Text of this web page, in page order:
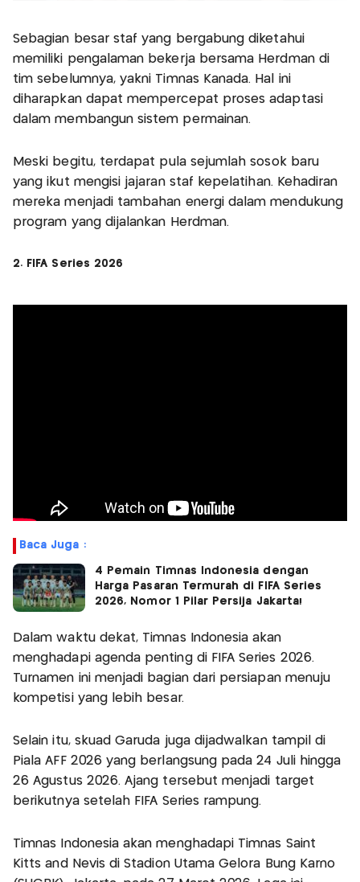
Sebagian besar staf yang bergabung diketahui
memiliki pengalaman bekerja bersama Herdman di
tim sebelumnya, yakni Timnas Kanada. Hal ini
diharapkan dapat mempercepat proses adaptasi
dalam membangun sistem permainan.
Meski begitu, terdapat pula sejumlah sosok baru
yang ikut mengisi jajaran staf kepelatihan. Kehadiran
mereka menjadi tambahan energi dalam mendukung
program yang dijalankan Herdman.
2. FIFA Series 2026
Baca Juga :
4 Pemain Timnas Indonesia dengan
Harga Pasaran Termurah di FIFA Series
2026, Nomor 1 Pilar Persija Jakarta!
Dalam waktu dekat, Timnas Indonesia akan
menghadapi agenda penting di FIFA Series 2026.
Turnamen ini menjadi bagian dari persiapan menuju
kompetisi yang lebih besar.
Selain itu, skuad Garuda juga dijadwalkan tampil di
Piala AFF 2026 yang berlangsung pada 24 Juli hingga
26 Agustus 2026. Ajang tersebut menjadi target
berikutnya setelah FIFA Series rampung.
Timnas Indonesia akan menghadapi Timnas Saint
Kitts and Nevis di Stadion Utama Gelora Bung Karno